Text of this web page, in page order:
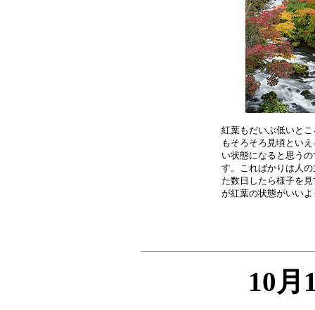
紅葉もだいぶ低いと
もそろそろ見頃とい
い状態になると思う
す。こればかりは人
た数日したら様子を
10月